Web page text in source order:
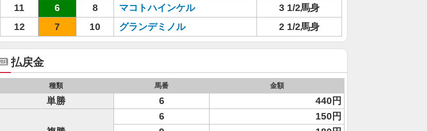
11
6 8 マコトハインケル
3 1/2馬身
12
7 10 グランデミノル 2 1/2馬身
払戻金
種類 馬番 金額
単勝 6 440円
6
150円